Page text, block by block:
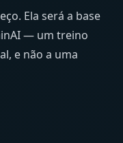
Ela será a base
— um treino
e não a uma